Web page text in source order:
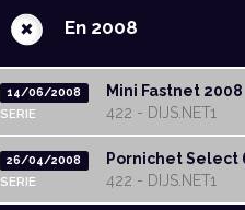
+ En 2008
14/06/2008
SERIE
Mini Fastnet 2008
422 - DIJS.NET1
26/04/2008
SERIE
Pornichet Select
422 - DIJS.NET1